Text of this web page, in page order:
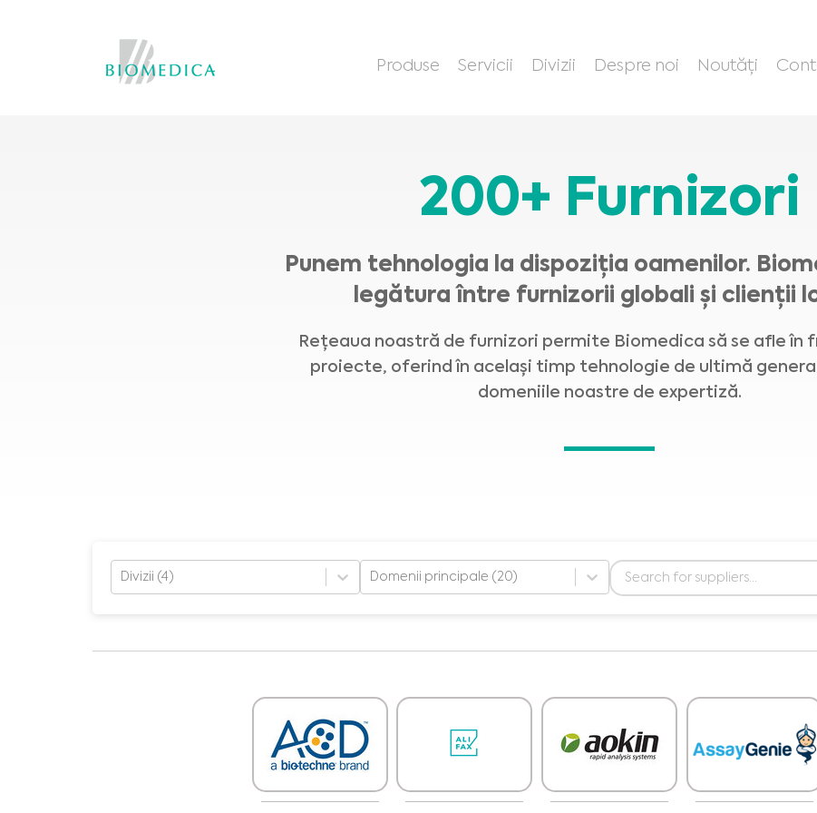
Produse Servicii Divizii Despre noi Noutăți
200+ Furnizori
Punem tehnologia la dispoziția oamenilor.
legătura între furnizorii globali și clienții
Rețeaua noastră de furnizori permite Biomedica să se afle în
proiecte, oferind în același timp tehnologie de ultimă
domeniile noastre de expertiză.
Divizii (4) Domenii principale (20)